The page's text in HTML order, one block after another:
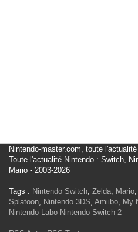
Nintendo-master.com, toute
Toute l'actualité Nintendo : Switch,
Mario - 2003-2026
Tags : Nintendo Switch, Zelda, Mario,
Splatoon, Nintendo 3DS, Amiibo, My
Nintendo Labo Nintendo Switch 2